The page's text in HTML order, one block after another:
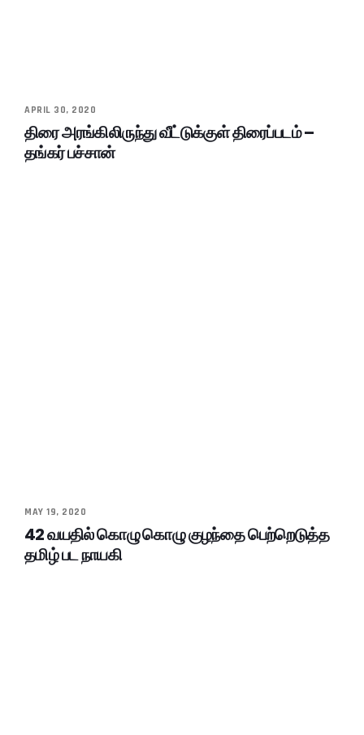
APRIL 30, 2020
திரை அரங்கிலிருந்து வீட்டுக்குள் திரைப்படம் –
தங்கர் பச்சான்
MAY 19, 2020
42 வயதில் கொழு கொழு குழந்தை பெற்றெடுத்த
தமிழ் பட நாயகி